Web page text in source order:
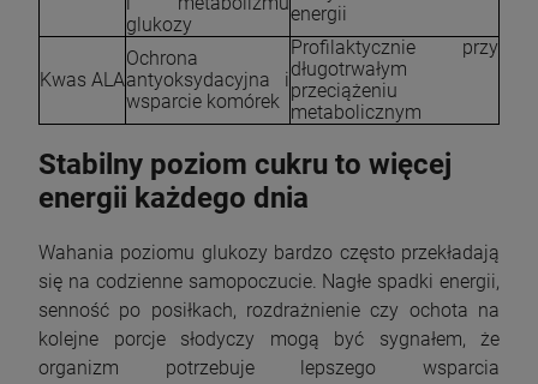
glukozy
energii
Kwas ALA
Ochrona
antyoksydacyjna i
wsparcie komórek
Profilaktycznie przy
długotrwałym
przeciążeniu
metabolicznym
Stabilny poziom cukru to więcej
energii każdego dnia
Wahania poziomu glukozy bardzo często przekładają
się na codzienne samopoczucie. Nagłe spadki energii,
senność po posiłkach, rozdrażnienie czy ochota na
kolejne porcje słodyczy mogą być sygnałem, że
organizm potrzebuje lepszego wsparcia